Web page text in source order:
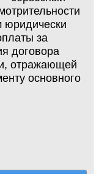
юридически
за
договора
отражающей
основного